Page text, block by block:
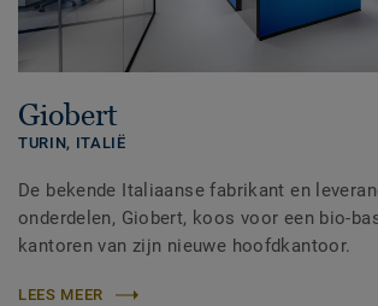
Giobert
TURIN, ITALIË
De bekende Italiaanse fabrikant en
onderdelen, Giobert, koos voor een bio-
kantoren van zijn nieuwe hoofdkantoor.
LEES MEER